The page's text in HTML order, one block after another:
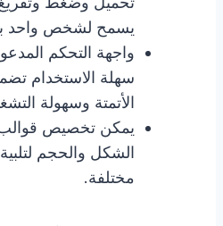
يسمح لشخص واحد
واجهة التحكم
سهلة الاستخدام
الأتمتة وسهولة
يمكن تخصيص
الشكل والحجم
مختلفة.